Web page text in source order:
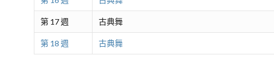
第 17 週 古典舞
第 18 週 古典舞